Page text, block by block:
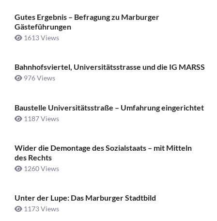
Gutes Ergebnis – Befragung zu Marburger
Gästeführungen
1613 Views
Bahnhofsviertel, Universitätsstrasse und die IG MARSS
976 Views
Baustelle Universitätsstraße ­– Umfahrung eingerichtet
1187 Views
Wider die Demontage des Sozialstaats – mit Mitteln
des Rechts
1260 Views
Unter der Lupe: Das Marburger Stadtbild
1173 Views